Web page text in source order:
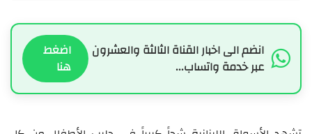
انضم الى اخبار القناة الثالثة والعشرون
عبر خدمة واتساب...
اضغط
هنا